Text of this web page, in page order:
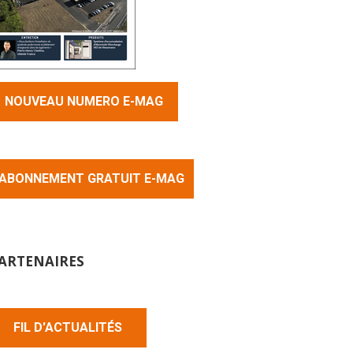
NOUVEAU NUMERO E-MAG
GRATUIT E-MAG
FIL D'ACTUALITÉS